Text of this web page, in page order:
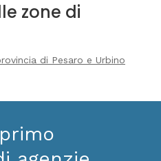
zone di
di Pesaro e Urbino